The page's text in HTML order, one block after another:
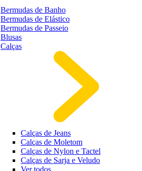
Bermudas de Banho
Bermudas de Elástico
Bermudas de Passeio
Blusas
Calças
Calças de Jeans
Calças de Moletom
Calças de Nylon e Tactel
Calças de Sarja e Veludo
Ver todos